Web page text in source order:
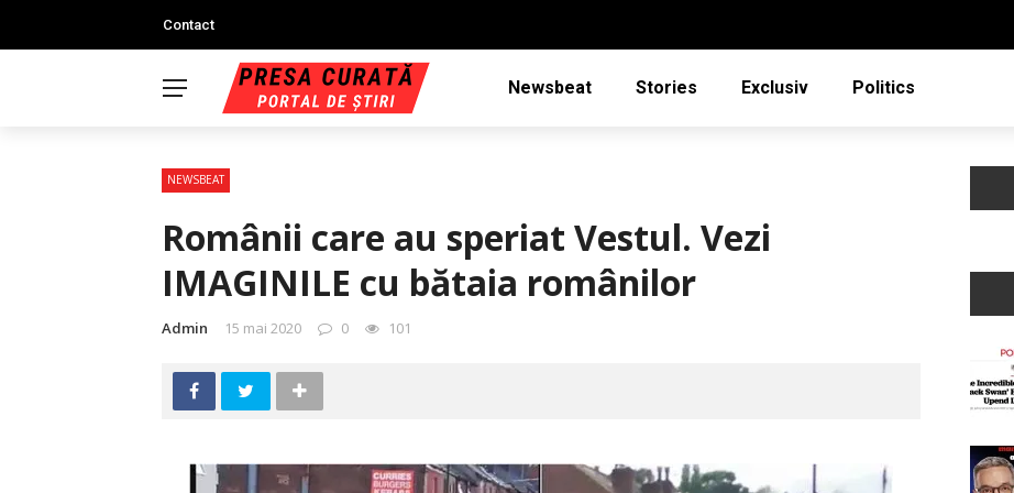
Contact
Newsbeat Stories Exclusiv Politics
NEWSBEAT
Românii care au speriat Vestul. Vezi
IMAGINILE cu bătaia românilor
Admin 15 mai 2020 0 101